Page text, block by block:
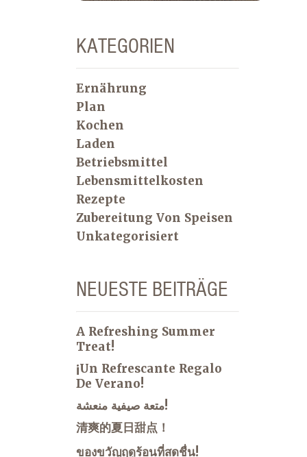
KATEGORIEN
Ernährung
Plan
Kochen
Laden
Betriebsmittel
Lebensmittelkosten
Rezepte
Zubereitung Von Speisen
Unkategorisiert
NEUESTE BEITRÄGE
A Refreshing Summer
Treat!
¡Un Refrescante Regalo
De Verano!
متعة صيفية منعشة!
清爽的夏日甜点！
ของขวัญฤดูร้อนที่สดชื่น!